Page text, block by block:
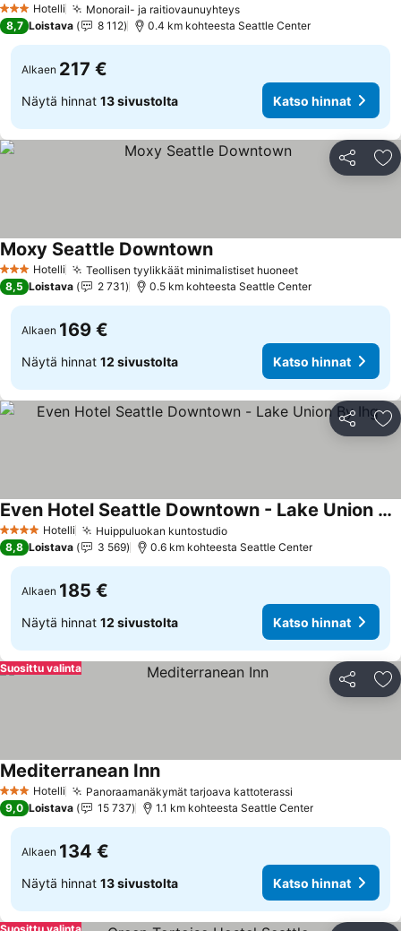
3 Tähtiluokitus
Hotelli Monorail- ja raitiovaunuyhteys
8,7 Loistava 8 112 0.4 km kohteesta Seattle Center
Alkaen 217 €
Näytä hinnat 13 sivustolta Katso hinnat
Jaa
3 Tähtiluokitus
Hotelli Teollisen tyylikkäät minimalistiset huoneet
Moxy Seattle Downtown
8,5 Loistava 2 731 0.5 km kohteesta Seattle Center
Alkaen 169 €
Näytä hinnat 12 sivustolta Katso hinnat
Jaa
4 Tähtiluokitus
Hotelli Huippuluokan kuntostudio
Even Hotel Seattle Downtown - Lake Union By Ihg
8,8 Loistava 3 569 0.6 km kohteesta Seattle Center
Alkaen 185 €
Näytä hinnat 12 sivustolta Katso hinnat
Jaa
Suosittu valinta
3 Tähtiluokitus
Hotelli Panoraamanäkymät tarjoava kattoterassi
Mediterranean Inn
9,0 Loistava 15 737 1.1 km kohteesta Seattle Center
Alkaen 134 €
Näytä hinnat 13 sivustolta Katso hinnat